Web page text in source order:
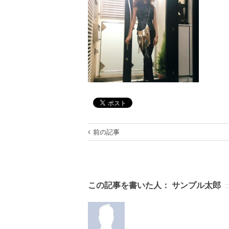
前の記事
この記事を書いた人： サンプル太郎